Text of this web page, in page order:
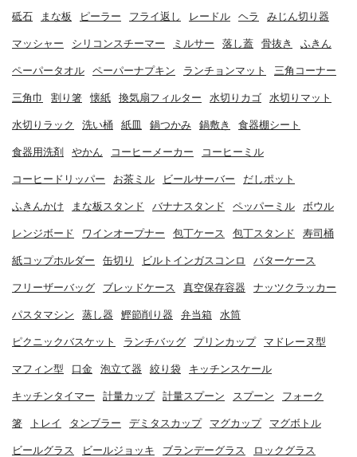
砥石 まな板 ピーラー フライ返し レードル ヘラ みじん切り器
マッシャー シリコンスチーマー ミルサー 落し蓋 骨抜き ふきん
ペーパータオル ペーパーナプキン ランチョンマット 三角コーナー
三角巾 割り箸 懐紙 換気扇フィルター 水切りカゴ 水切りマット
水切りラック 洗い桶 紙皿 鍋つかみ 鍋敷き 食器棚シート
食器用洗剤 やかん コーヒーメーカー コーヒーミル
コーヒードリッパー お茶ミル ビールサーバー だしポット
ふきんかけ まな板スタンド バナナスタンド ペッパーミル ボウル
レンジボード ワインオープナー 包丁ケース 包丁スタンド 寿司桶
紙コップホルダー 缶切り ビルトインガスコンロ バターケース
フリーザーバッグ ブレッドケース 真空保存容器 ナッツクラッカー
パスタマシン 蒸し器 鰹節削り器 弁当箱 水筒
ピクニックバスケット ランチバッグ プリンカップ マドレーヌ型
マフィン型 口金 泡立て器 絞り袋 キッチンスケール
キッチンタイマー 計量カップ 計量スプーン スプーン フォーク
箸 トレイ タンブラー デミタスカップ マグカップ マグボトル
ビールグラス ビールジョッキ ブランデーグラス ロックグラス